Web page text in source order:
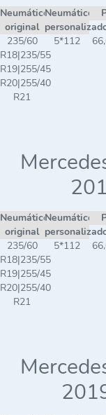
Neumático
original
Neumático
235/60
R18|235/55
R19|255/45
R20|255/40
R21
5*112
Neumático
original
Neumático
235/60
R18|235/55
R19|255/45
R20|255/40
R21
5*112